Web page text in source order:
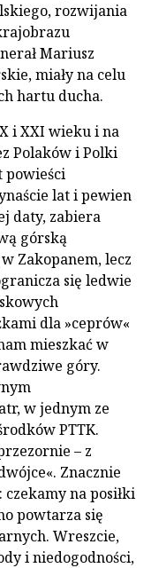
rozwijania
Mariusz
miały na celu
hartu ducha.
i XXI wieku i na
Polaków i Polki
powieści
lat i pewien
daty, zabiera
górską
Zakopanem, lecz
się ledwie
dla »ceprów«
mieszkać w
góry.
w jednym ze
PTTK.
– z
Znacznie
na posiłki
powtarza się
Wreszcie,
i niedogodności,